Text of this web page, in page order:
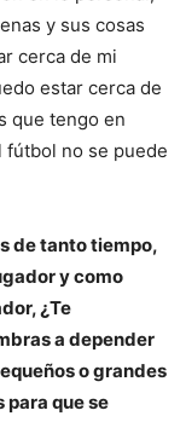
y sus cosas
cerca de mi
estar cerca de
que tengo en
fútbol no se puede
de tanto tiempo,
y como
¿Te
a depender
o grandes
para que se